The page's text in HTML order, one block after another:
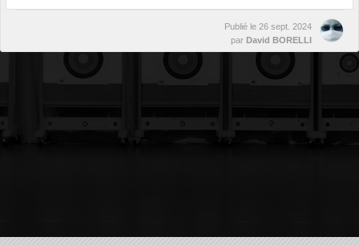
Publié le 26 sept. 2024
par David BORELLI